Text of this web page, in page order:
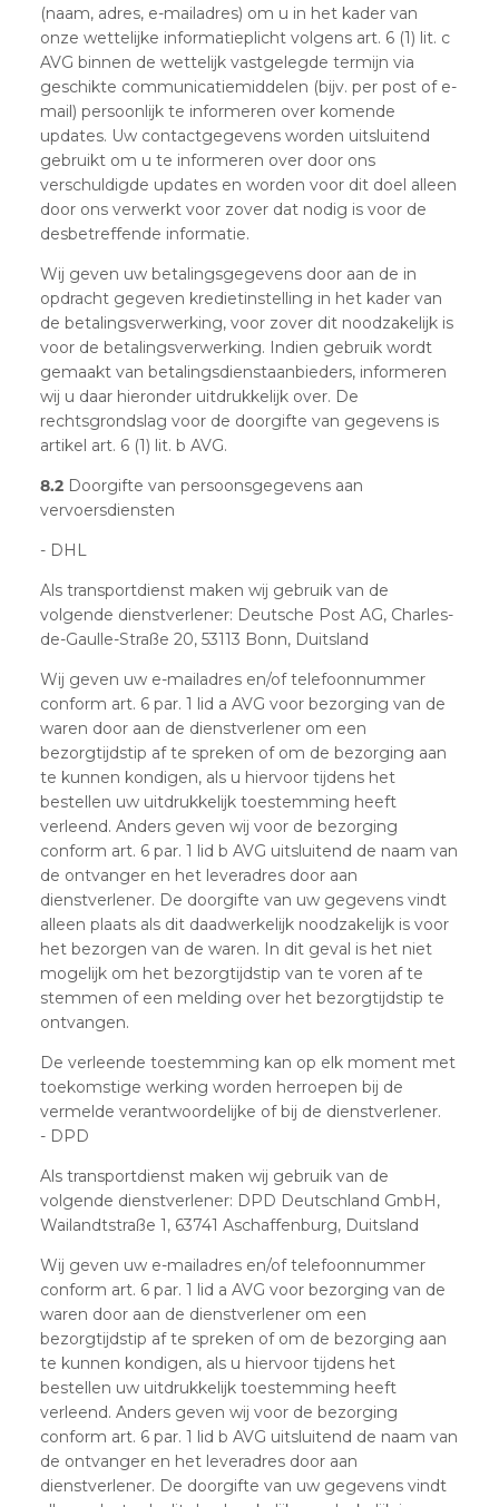
(naam, adres, e-mailadres) om u in het kader van
onze wettelijke informatieplicht volgens art. 6 (1) lit. c
AVG binnen de wettelijk vastgelegde termijn via
geschikte communicatiemiddelen (bijv. per post of e-
mail) persoonlijk te informeren over komende
updates. Uw contactgegevens worden uitsluitend
gebruikt om u te informeren over door ons
verschuldigde updates en worden voor dit doel alleen
door ons verwerkt voor zover dat nodig is voor de
desbetreffende informatie.
Wij geven uw betalingsgegevens door aan de in
opdracht gegeven kredietinstelling in het kader van
de betalingsverwerking, voor zover dit noodzakelijk is
voor de betalingsverwerking. Indien gebruik wordt
gemaakt van betalingsdienstaanbieders, informeren
wij u daar hieronder uitdrukkelijk over. De
rechtsgrondslag voor de doorgifte van gegevens is
artikel art. 6 (1) lit. b AVG.
8.2 Doorgifte van persoonsgegevens aan
vervoersdiensten
- DHL
Als transportdienst maken wij gebruik van de
volgende dienstverlener: Deutsche Post AG, Charles-
de-Gaulle-Straße 20, 53113 Bonn, Duitsland
Wij geven uw e-mailadres en/of telefoonnummer
conform art. 6 par. 1 lid a AVG voor bezorging van de
waren door aan de dienstverlener om een
bezorgtijdstip af te spreken of om de bezorging aan
te kunnen kondigen, als u hiervoor tijdens het
bestellen uw uitdrukkelijk toestemming heeft
verleend. Anders geven wij voor de bezorging
conform art. 6 par. 1 lid b AVG uitsluitend de naam van
de ontvanger en het leveradres door aan
dienstverlener. De doorgifte van uw gegevens vindt
alleen plaats als dit daadwerkelijk noodzakelijk is voor
het bezorgen van de waren. In dit geval is het niet
mogelijk om het bezorgtijdstip van te voren af te
stemmen of een melding over het bezorgtijdstip te
ontvangen.
De verleende toestemming kan op elk moment met
toekomstige werking worden herroepen bij de
vermelde verantwoordelijke of bij de dienstverlener.
- DPD
Als transportdienst maken wij gebruik van de
volgende dienstverlener: DPD Deutschland GmbH,
Wailandtstraße 1, 63741 Aschaffenburg, Duitsland
Wij geven uw e-mailadres en/of telefoonnummer
conform art. 6 par. 1 lid a AVG voor bezorging van de
waren door aan de dienstverlener om een
bezorgtijdstip af te spreken of om de bezorging aan
te kunnen kondigen, als u hiervoor tijdens het
bestellen uw uitdrukkelijk toestemming heeft
verleend. Anders geven wij voor de bezorging
conform art. 6 par. 1 lid b AVG uitsluitend de naam van
de ontvanger en het leveradres door aan
dienstverlener. De doorgifte van uw gegevens vindt